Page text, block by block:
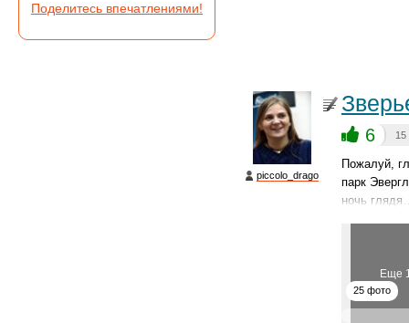
Поделитесь впечатлениями!
piccolo_drago
6 15
Пожалуй,
парк
ночь
Еще
25 фото